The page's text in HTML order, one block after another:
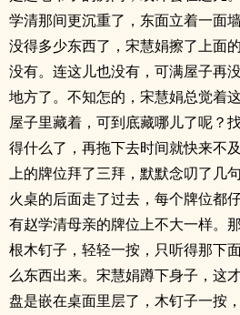
学清那间更沉重了，东面立着一面
没得多少东西了，宋慧娟擦了上面
没有。连这儿也没有，可满屋子再
地方了。不知怎的，宋慧娟总觉着
屋子里藏着，可到底藏哪儿了呢？
得什么了，再拖下去时间就快来不
上的牌位拜了三拜，默默念叨了几
火桌的后面走了过去，每个牌位都
有赵学清母亲的牌位上不大一样。
根木钉子，轻轻一按，只听得那下
么东西出来。宋慧娟蹲下身子，这
盘是嵌在桌面里层了，木钉子一按